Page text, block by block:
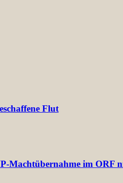
Flut
Machtübernahme im ORF